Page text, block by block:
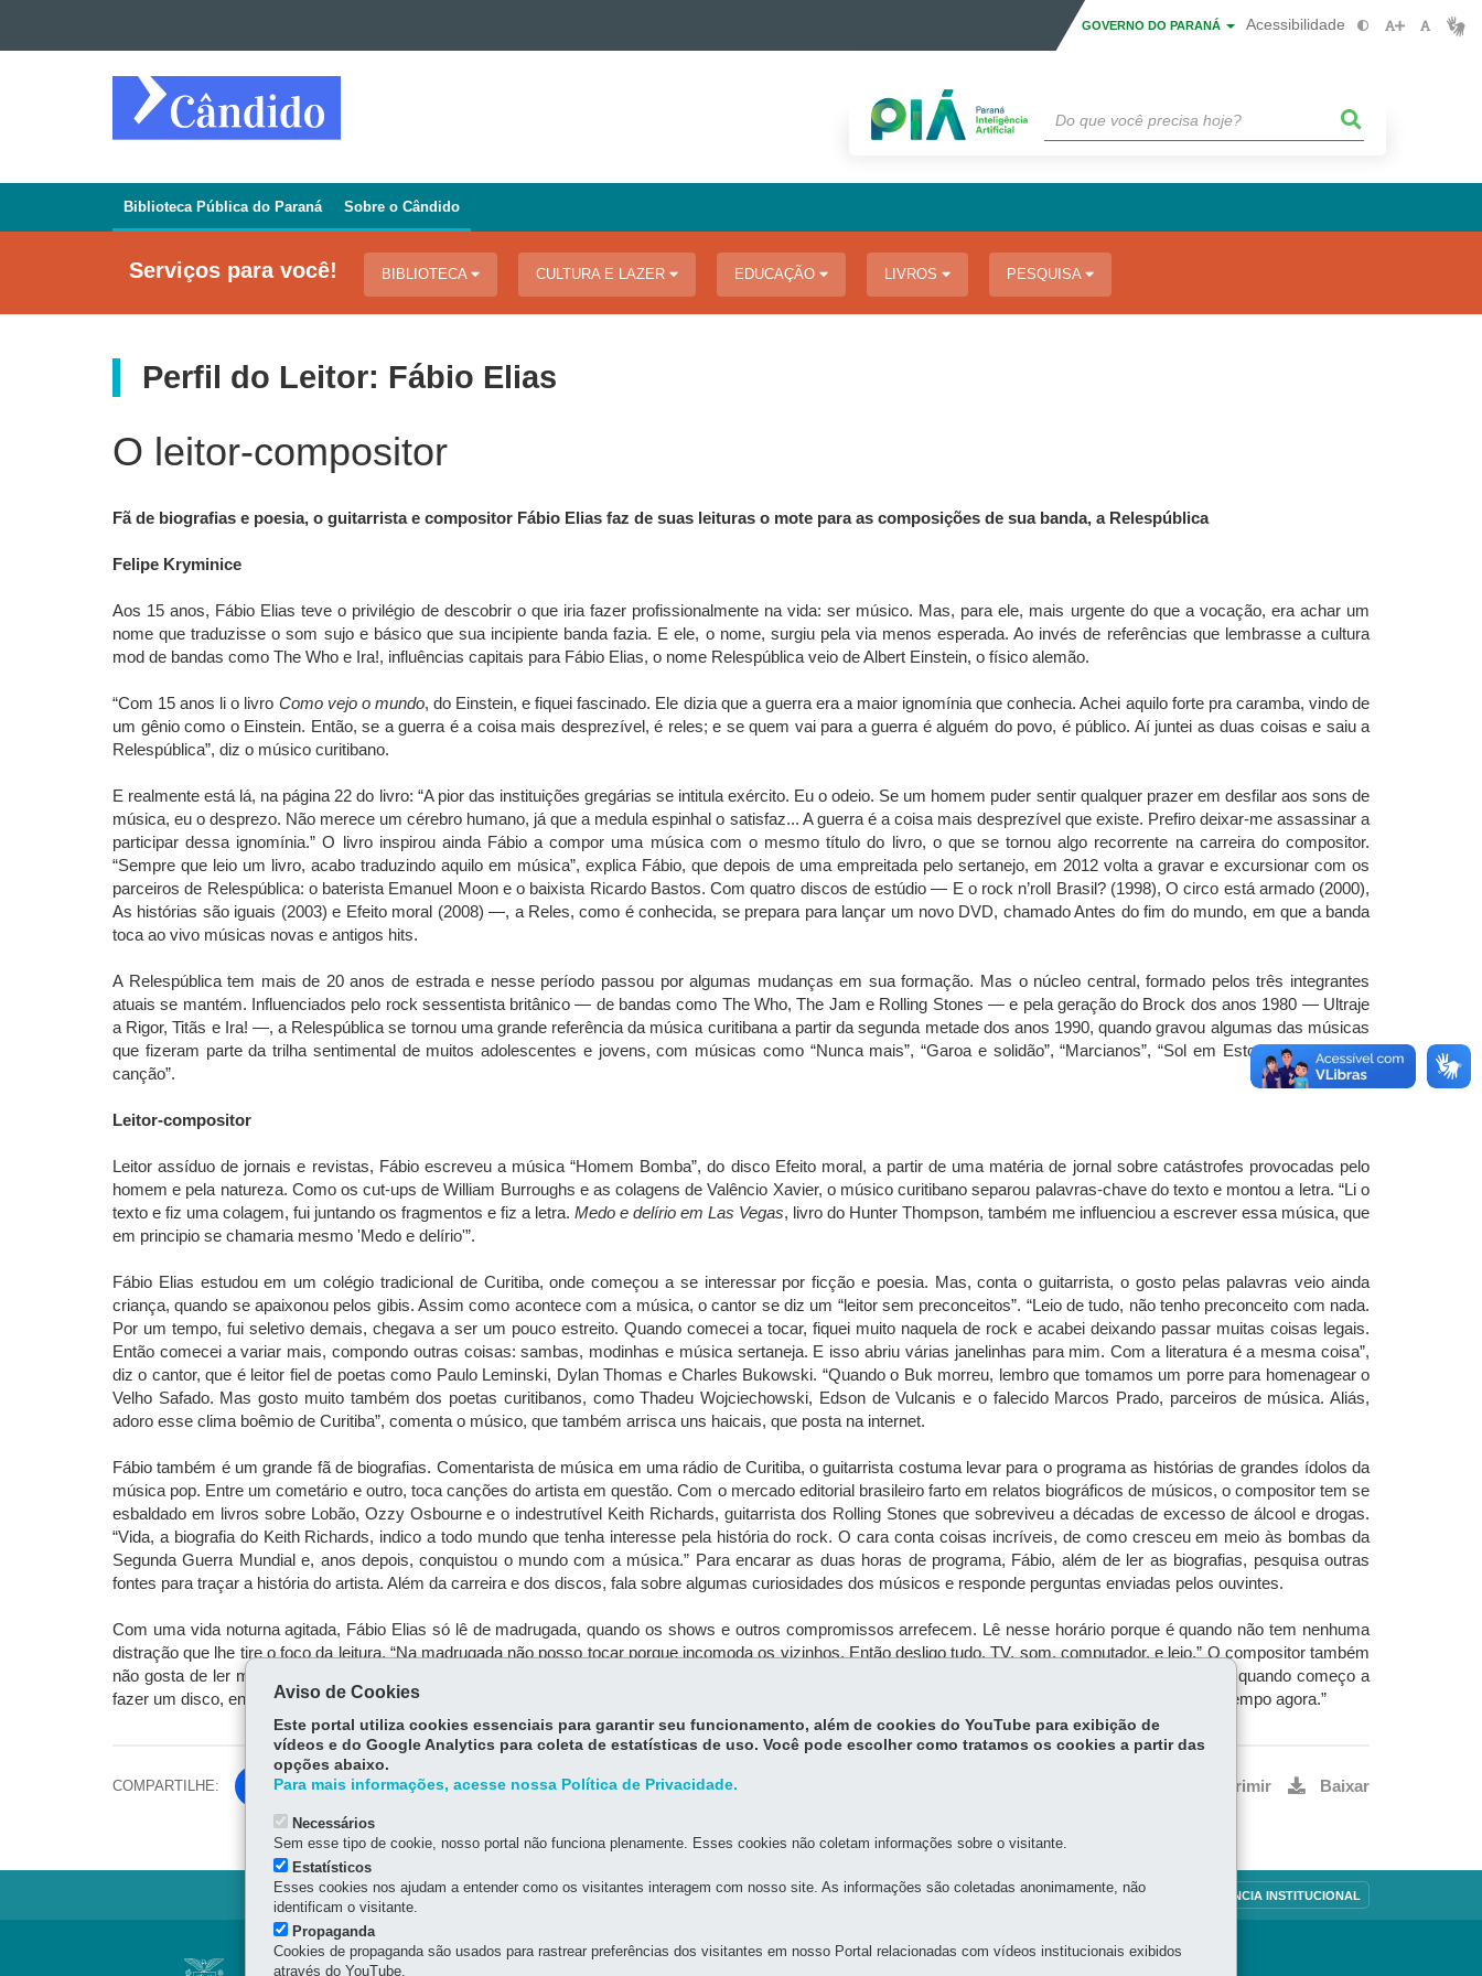
Ir para a navegação
GOVERNO DO PARANÁ Acessibilidade
REVISTA
CÂNDIDO
Navegação
Jornal
Biblioteca Pública do Paraná Sobre o Cândido
Serviços para você! BIBLIOTECA CULTURA E LAZER EDUCAÇÃO LIVROS PESQUISA
Perfil do Leitor: Fábio Elias
O leitor-compositor
Fã de biografias e poesia, o guitarrista e compositor Fábio Elias faz de suas leituras o mote para as composições de sua banda, a Relespública
Felipe Kryminice
Aos 15 anos, Fábio Elias teve o privilégio de descobrir o que iria fazer profissionalmente na vida: ser músico. Mas, para ele, mais urgente do que a vocação, era achar um
nome que traduzisse o som sujo e básico que sua incipiente banda fazia. E ele, o nome, surgiu pela via menos esperada. Ao invés de referências que lembrasse a cultura
mod de bandas como The Who e Ira!, influências capitais para Fábio Elias, o nome Relespública veio de Albert Einstein, o físico alemão.
“Com 15 anos li o livro Como vejo o mundo, do Einstein, e fiquei fascinado. Ele dizia que a guerra era a maior ignomínia que conhecia. Achei aquilo forte pra caramba, vindo de
um gênio como o Einstein. Então, se a guerra é a coisa mais desprezível, é reles; e se quem vai para a guerra é alguém do povo, é público. Aí juntei as duas coisas e saiu a
Relespública”, diz o músico curitibano.
E realmente está lá, na página 22 do livro: “A pior das instituições gregárias se intitula exército. Eu o odeio. Se um homem puder sentir qualquer prazer em desfilar aos sons de
música, eu o desprezo. Não merece um cérebro humano, já que a medula espinhal o satisfaz... A guerra é a coisa mais desprezível que existe. Prefiro deixar-me assassinar a
participar dessa ignomínia.” O livro inspirou ainda Fábio a compor uma música com o mesmo título do livro, o que se tornou algo recorrente na carreira do compositor.
“Sempre que leio um livro, acabo traduzindo aquilo em música”, explica Fábio, que depois de uma empreitada pelo sertanejo, em 2012 volta a gravar e excursionar com os
parceiros de Relespública: o baterista Emanuel Moon e o baixista Ricardo Bastos. Com quatro discos de estúdio — E o rock n’roll Brasil? (1998), O circo está armado (2000),
As histórias são iguais (2003) e Efeito moral (2008) —, a Reles, como é conhecida, se prepara para lançar um novo DVD, chamado Antes do fim do mundo, em que a banda
toca ao vivo músicas novas e antigos hits.
A Relespública tem mais de 20 anos de estrada e nesse período passou por algumas mudanças em sua formação. Mas o núcleo central, formado pelos três integrantes
atuais se mantém. Influenciados pelo rock sessentista britânico — de bandas como The Who, The Jam e Rolling Stones — e pela geração do Brock dos anos 1980 — Ultraje
a Rigor, Titãs e Ira! —, a Relespública se tornou uma grande referência da música curitibana a partir da segunda metade dos anos 1990, quando gravou algumas das músicas
que fizeram parte da trilha sentimental de muitos adolescentes e jovens, com músicas como “Nunca mais”, “Garoa e solidão”, “Marcianos”, “Sol em Estocolmo” e “Essa
canção”.
Leitor-compositor
Leitor assíduo de jornais e revistas, Fábio escreveu a música “Homem Bomba”, do disco Efeito moral, a partir de uma matéria de jornal sobre catástrofes provocadas pelo
homem e pela natureza. Como os cut-ups de William Burroughs e as colagens de Valêncio Xavier, o músico curitibano separou palavras-chave do texto e montou a letra. “Li o
texto e fiz uma colagem, fui juntando os fragmentos e fiz a letra. Medo e delírio em Las Vegas, livro do Hunter Thompson, também me influenciou a escrever essa música, que
em principio se chamaria mesmo 'Medo e delírio'”.
Fábio Elias estudou em um colégio tradicional de Curitiba, onde começou a se interessar por ficção e poesia. Mas, conta o guitarrista, o gosto pelas palavras veio ainda
criança, quando se apaixonou pelos gibis. Assim como acontece com a música, o cantor se diz um “leitor sem preconceitos”. “Leio de tudo, não tenho preconceito com nada.
Por um tempo, fui seletivo demais, chegava a ser um pouco estreito. Quando comecei a tocar, fiquei muito naquela de rock e acabei deixando passar muitas coisas legais.
Então comecei a variar mais, compondo outras coisas: sambas, modinhas e música sertaneja. E isso abriu várias janelinhas para mim. Com a literatura é a mesma coisa”,
diz o cantor, que é leitor fiel de poetas como Paulo Leminski, Dylan Thomas e Charles Bukowski. “Quando o Buk morreu, lembro que tomamos um porre para homenagear o
Velho Safado. Mas gosto muito também dos poetas curitibanos, como Thadeu Wojciechowski, Edson de Vulcanis e o falecido Marcos Prado, parceiros de música. Aliás,
adoro esse clima boêmio de Curitiba”, comenta o músico, que também arrisca uns haicais, que posta na internet.
Fábio também é um grande fã de biografias. Comentarista de música em uma rádio de Curitiba, o guitarrista costuma levar para o programa as histórias de grandes ídolos da
música pop. Entre um cometário e outro, toca canções do artista em questão. Com o mercado editorial brasileiro farto em relatos biográficos de músicos, o compositor tem se
esbaldado em livros sobre Lobão, Ozzy Osbourne e o indestrutível Keith Richards, guitarrista dos Rolling Stones que sobreviveu a décadas de excesso de álcool e drogas.
“Vida, a biografia do Keith Richards, indico a todo mundo que tenha interesse pela história do rock. O cara conta coisas incríveis, de como cresceu em meio às bombas da
Segunda Guerra Mundial e, anos depois, conquistou o mundo com a música.” Para encarar as duas horas de programa, Fábio, além de ler as biografias, pesquisa outras
fontes para traçar a história do artista. Além da carreira e dos discos, fala sobre algumas curiosidades dos músicos e responde perguntas enviadas pelos ouvintes.
Com uma vida noturna agitada, Fábio Elias só lê de madrugada, quando os shows e outros compromissos arrefecem. Lê nesse horário porque é quando não tem nenhuma
distração que lhe tire o foco da leitura. “Na madrugada não posso tocar porque incomoda os vizinhos. Então desligo tudo, TV, som, computador, e leio.” O compositor também
não gosta de ler mais de um livro ao mesmo tempo. Gosta de curtir o livro, digeri-lo, começar e terminar a leitura sem interrupções. “É como na música: quando começo a
fazer um disco, entro de cabeça naquilo. Não misturo as coisas. Não sou aquele leitor que devora romances, livros de poesia e biografias, tudo ao mesmo tempo agora.”
COMPARTILHE:
Fa
ce
bo
ok
Tw
er
Imprimir Baixar
MAPA DO SITE DENUNCIE CORRUPÇÃO OUVIDORIA TRANSPARÊNCIA INSTITUCIONAL
Navegação BIBLIOTECA PÚBLICA DO PARANÁ - BPP
Aviso de Cookies
Este portal utiliza cookies essenciais para garantir seu funcionamento, além de cookies do YouTube para exibição de
vídeos e do Google Analytics para coleta de estatísticas de uso. Você pode escolher como tratamos os cookies a partir das
opções abaixo.
Para mais informações, acesse nossa Política de Privacidade.
Necessários
Sem esse tipo de cookie, nosso portal não funciona plenamente. Esses cookies não coletam informações sobre o visitante.
Estatísticos
Esses cookies nos ajudam a entender como os visitantes interagem com nosso site. As informações são coletadas anonimamente, não
identificam o visitante.
Propaganda
Cookies de propaganda são usados para rastrear preferências dos visitantes em nosso Portal relacionadas com vídeos institucionais exibidos
através do YouTube.